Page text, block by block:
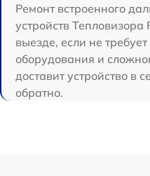
Ремонт встроенного
устройств Тепловизора
выезде, если не
оборудования и
доставит устройство в
обратно.